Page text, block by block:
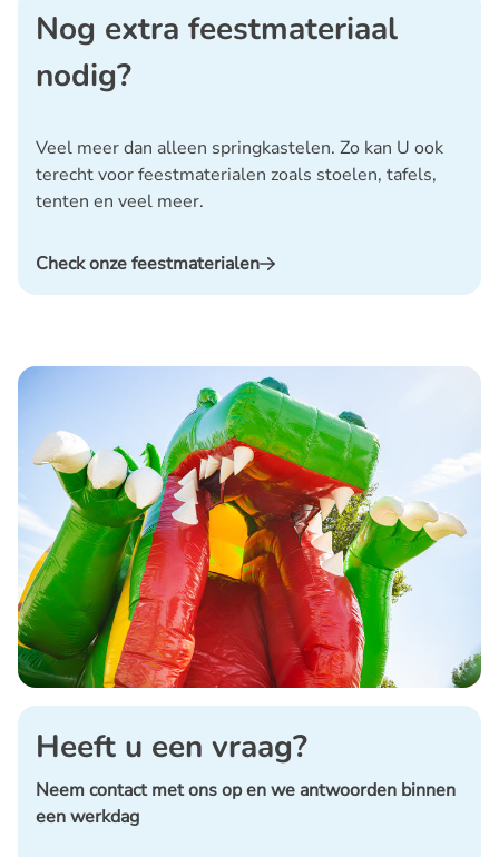
Nog extra feestmateriaal
nodig?
Veel meer dan alleen springkastelen. Zo kan U ook
terecht voor feestmaterialen zoals stoelen, tafels,
tenten en veel meer.
Check onze feestmaterialen
Heeft u een vraag?
Neem contact met ons op en we antwoorden binnen
een werkdag